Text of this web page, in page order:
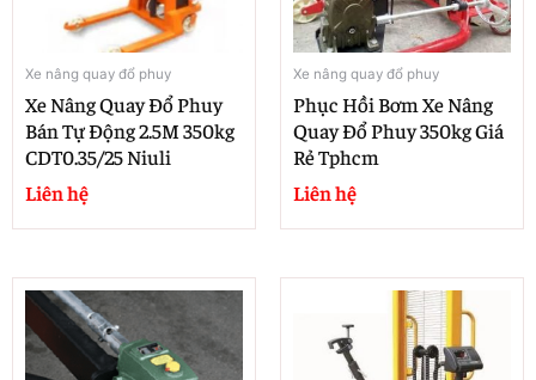
Xe nâng quay đổ phuy
Xe Nâng Quay Đổ Phuy
Bán Tự Động 2.5M 350kg
CDT0.35/25 Niuli
Liên hệ
Xe nâng quay đổ phuy
Phục Hồi Bơm Xe Nâng
Quay Đổ Phuy 350kg Giá
Rẻ Tphcm
Liên hệ